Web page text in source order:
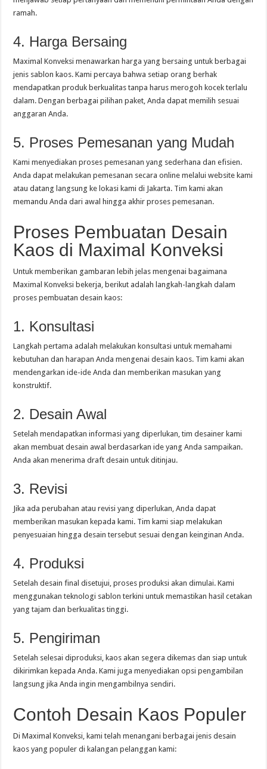
ramah.
4. Harga Bersaing
Maximal Konveksi menawarkan harga yang bersaing untuk berbagai
jenis sablon kaos. Kami percaya bahwa setiap orang berhak
mendapatkan produk berkualitas tanpa harus merogoh kocek terlalu
dalam. Dengan berbagai pilihan paket, Anda dapat memilih sesuai
anggaran Anda.
5. Proses Pemesanan yang Mudah
Kami menyediakan proses pemesanan yang sederhana dan efisien.
Anda dapat melakukan pemesanan secara online melalui website kami
atau datang langsung ke lokasi kami di Jakarta. Tim kami akan
memandu Anda dari awal hingga akhir proses pemesanan.
Proses Pembuatan Desain
Kaos di Maximal Konveksi
Untuk memberikan gambaran lebih jelas mengenai bagaimana
Maximal Konveksi bekerja, berikut adalah langkah-langkah dalam
proses pembuatan desain kaos:
1. Konsultasi
Langkah pertama adalah melakukan konsultasi untuk memahami
kebutuhan dan harapan Anda mengenai desain kaos. Tim kami akan
mendengarkan ide-ide Anda dan memberikan masukan yang
konstruktif.
2. Desain Awal
Setelah mendapatkan informasi yang diperlukan, tim desainer kami
akan membuat desain awal berdasarkan ide yang Anda sampaikan.
Anda akan menerima draft desain untuk ditinjau.
3. Revisi
Jika ada perubahan atau revisi yang diperlukan, Anda dapat
memberikan masukan kepada kami. Tim kami siap melakukan
penyesuaian hingga desain tersebut sesuai dengan keinginan Anda.
4. Produksi
Setelah desain final disetujui, proses produksi akan dimulai. Kami
menggunakan teknologi sablon terkini untuk memastikan hasil cetakan
yang tajam dan berkualitas tinggi.
5. Pengiriman
Setelah selesai diproduksi, kaos akan segera dikemas dan siap untuk
dikirimkan kepada Anda. Kami juga menyediakan opsi pengambilan
langsung jika Anda ingin mengambilnya sendiri.
Contoh Desain Kaos Populer
Di Maximal Konveksi, kami telah menangani berbagai jenis desain
kaos yang populer di kalangan pelanggan kami: